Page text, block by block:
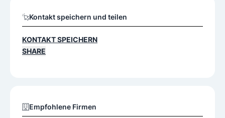
Kontakt speichern und teilen
KONTAKT SPEICHERN
SHARE
Empfohlene Firmen